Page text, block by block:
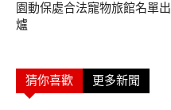
園動保處合法寵物旅館名單出
爐
猜你喜歡 更多新聞